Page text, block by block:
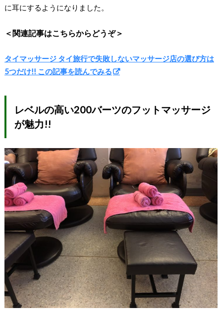
に耳にするようになりました。
＜関連記事はこちらからどうぞ＞
タイマッサージ タイ旅行で失敗しないマッサージ店の選び方は
5つだけ!! この記事を読んでみる
レベルの高い200バーツのフットマッサージ
が魅力!!